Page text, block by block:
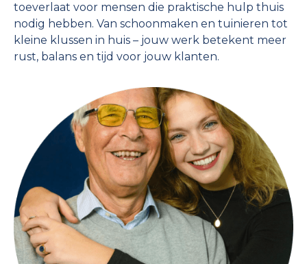
toeverlaat voor mensen die praktische hulp thuis
nodig hebben. Van schoonmaken en tuinieren tot
kleine klussen in huis – jouw werk betekent meer
rust, balans en tijd voor jouw klanten.